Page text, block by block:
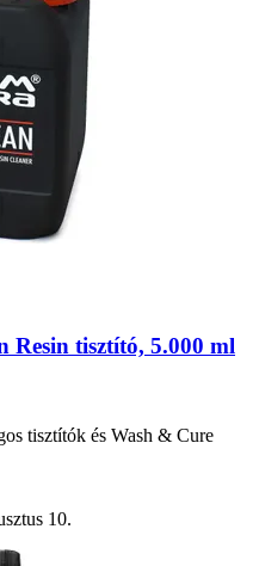
Resin tisztító, 5.000 ml
tisztítók és Wash & Cure
10.